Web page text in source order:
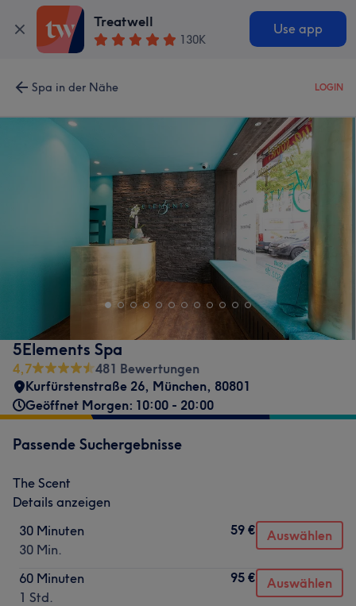
Treatwell
130K
Use app
Spa in der Nähe LOGIN
5Elements Spa
4,7
481 Bewertungen
Kurfürstenstraße 26, München, 80801
Geöffnet Morgen: 10:00 - 20:00
Passende Suchergebnisse
The Scent
Details anzeigen
30 Minuten
30 Min.
59 € Auswählen
60 Minuten
1 Std.
95 € Auswählen